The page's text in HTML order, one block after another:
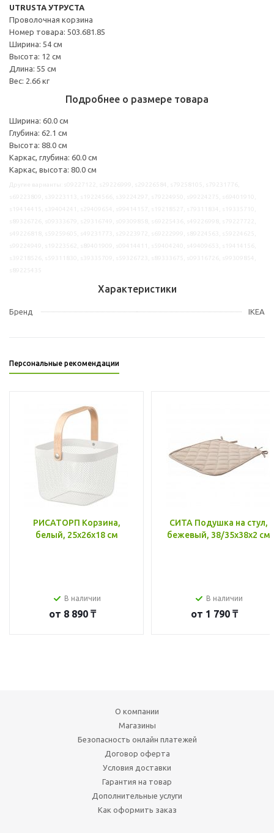
UTRUSTA УТРУСТА
Проволочная корзина
Номер товара: 503.681.85
Ширина: 54 см
Высота: 12 см
Длина: 55 см
Вес: 2.66 кг
Подробнее о размере товара
Ширина: 60.0 см
Глубина: 62.1 см
Высота: 88.0 см
Каркас, глубина: 60.0 см
Каркас, высота: 80.0 см
Характеристики
Бренд IKEA
Персональные рекомендации
РИСАТОРП Корзина,
белый, 25x26x18 см
В наличии
от 8 890 ₸
СИТА Подушка на стул,
бежевый, 38/35x38x2 см
В наличии
от 1 790 ₸
О компании
Магазины
Безопасность онлайн платежей
Договор оферта
Условия доставки
Гарантия на товар
Дополнительные услуги
Как оформить заказ